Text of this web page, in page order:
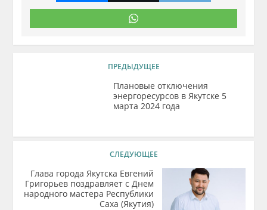
ПРЕДЫДУЩЕЕ
Плановые отключения
энергоресурсов в Якутске 5
марта 2024 года
СЛЕДУЮЩЕЕ
Глава города Якутска Евгений
Григорьев поздравляет с Днем
народного мастера Республики
Саха (Якутия)